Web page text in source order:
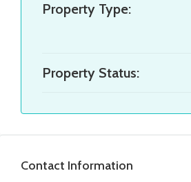
Property Type:
Property Status:
Contact Information